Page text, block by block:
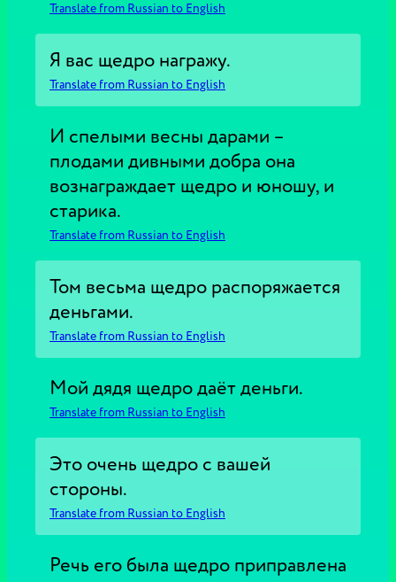
Translate from Russian to English
Я вас щедро награжу.
Translate from Russian to English
И спелыми весны дарами –
плодами дивными добра она
вознаграждает щедро и юношу, и
старика.
Translate from Russian to English
Том весьма щедро распоряжается
деньгами.
Translate from Russian to English
Мой дядя щедро даёт деньги.
Translate from Russian to English
Это очень щедро с вашей
стороны.
Translate from Russian to English
Речь его была щедро приправлена